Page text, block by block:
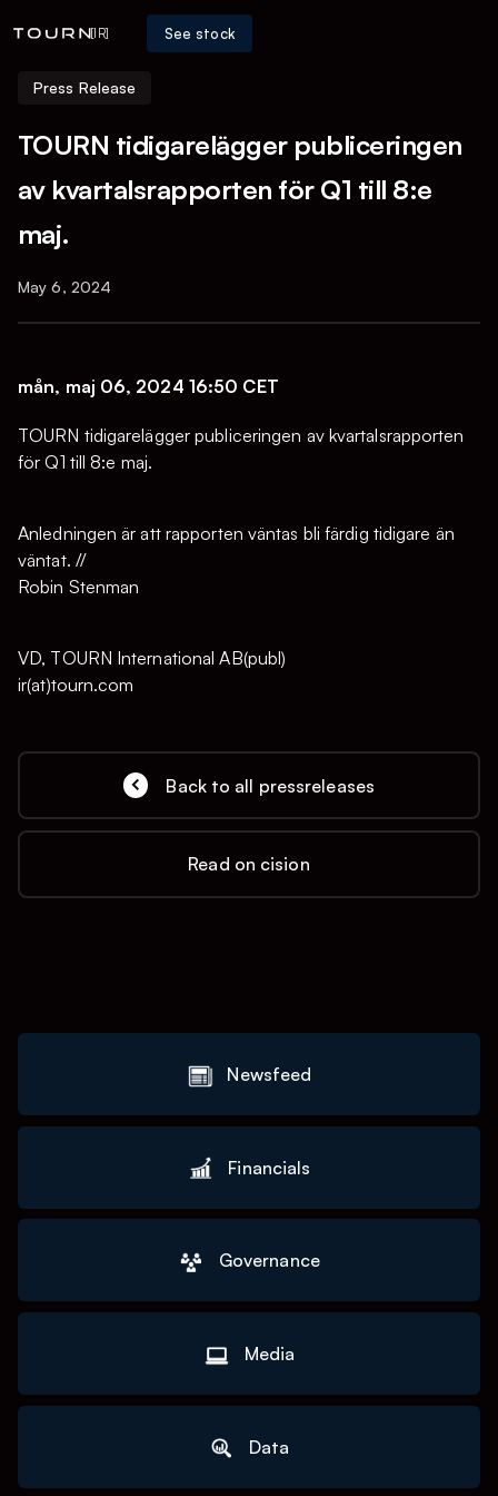
[IR] See stock
Press Release
TOURN tidigarelägger publiceringen
av kvartalsrapporten för Q1 till 8:e
maj.
May 6, 2024
mån, maj 06, 2024 16:50 CET
TOURN tidigarelägger publiceringen av kvartalsrapporten
för Q1 till 8:e maj.
Anledningen är att rapporten väntas bli färdig tidigare än
väntat. //
Robin Stenman
VD, TOURN International AB(publ)
ir(at)tourn.com
Back to all pressreleases
Read on cision
Newsfeed
Financials
Governance
Media
Data